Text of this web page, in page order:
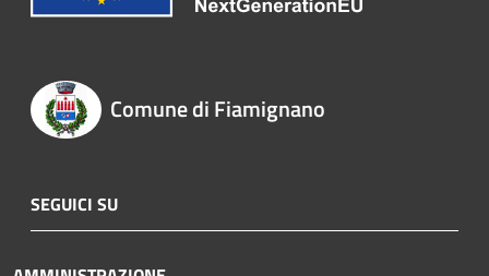
Comune di Fiamignano
SEGUICI SU